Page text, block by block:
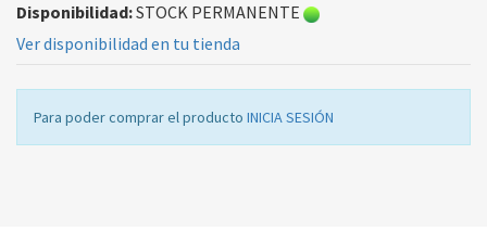
Disponibilidad:STOCK PERMANENTE
Ver disponibilidad en tu tienda
Para poder comprar el producto INICIA SESIÓN